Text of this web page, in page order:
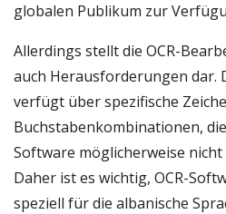
globalen Publikum zur
Allerdings stellt die OCR-
auch Herausforderungen dar.
verfügt über spezifische
Buchstabenkombinationen,
Software möglicherweise
Daher ist es wichtig, OCR-
speziell für die albanische